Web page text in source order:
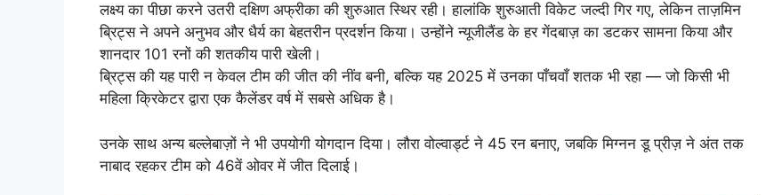
लक्ष्य का पीछा करने उतरी दक्षिण अफ्रीका की शुरुआत स्थिर रही। हालांकि शुरुआती विकेट जल्दी गिर गए, लेकिन ताज़मिन
ब्रिट्स ने अपने अनुभव और धैर्य का बेहतरीन प्रदर्शन किया। उन्होंने न्यूजीलैंड के हर गेंदबाज़ का डटकर सामना किया और
शानदार 101 रनों की शतकीय पारी खेली।
ब्रिट्स की यह पारी न केवल टीम की जीत की नींव बनी, बल्कि यह 2025 में उनका पाँचवाँ शतक भी रहा — जो किसी भी
महिला क्रिकेटर द्वारा एक कैलेंडर वर्ष में सबसे अधिक है।
उनके साथ अन्य बल्लेबाज़ों ने भी उपयोगी योगदान दिया। लौरा वोल्वार्ड्ट ने 45 रन बनाए, जबकि मिग्नन डू प्रीज़ ने अंत तक
नाबाद रहकर टीम को 46वें ओवर में जीत दिलाई।